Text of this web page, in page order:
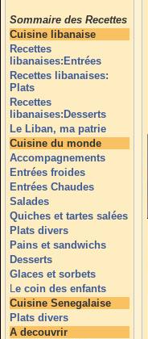
Sommaire des Recettes
Cuisine libanaise
Recettes
libanaises:Entrées
Recettes libanaises:
Plats
Recettes
libanaises:Desserts
Le Liban, ma patrie
Cuisine du monde
Accompagnements
Entrées froides
Entrées Chaudes
Salades
Quiches et tartes salées
Plats divers
Pains et sandwichs
Desserts
Glaces et sorbets
Le coin des enfants
Cuisine Senegalaise
Plats divers
A decouvrir